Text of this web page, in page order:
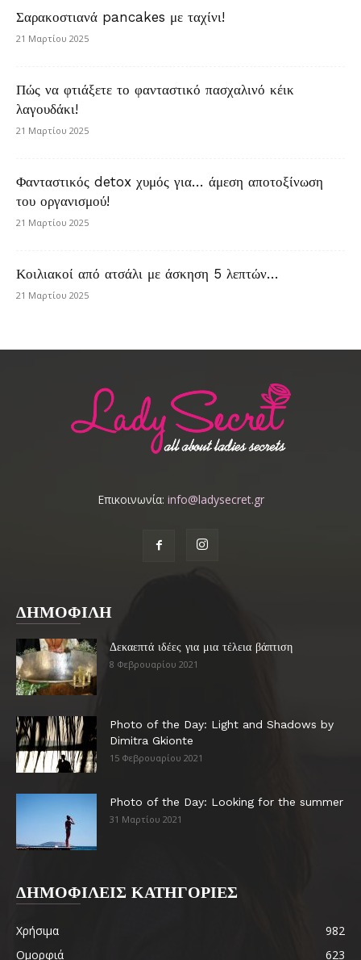
Σαρακοστιανά pancakes με ταχίνι!
21 Μαρτίου 2025
Πώς να φτιάξετε το φανταστικό πασχαλινό κέικ
λαγουδάκι!
21 Μαρτίου 2025
Φανταστικός detox χυμός για… άμεση αποτοξίνωση
του οργανισμού!
21 Μαρτίου 2025
Κοιλιακοί από ατσάλι με άσκηση 5 λεπτών…
21 Μαρτίου 2025
Επικοινωνία: info@ladysecret.gr
ΔΗΜΟΦΙΛΗ
Δεκαεπτά ιδέες για μια τέλεια βάπτιση
8 Φεβρουαρίου 2021
Photo of the Day: Light and Shadows by
Dimitra Gkionte
15 Φεβρουαρίου 2021
Photo of the Day: Looking for the summer
31 Μαρτίου 2021
ΔΗΜΟΦΙΛΕΙΣ ΚΑΤΗΓΟΡΙΕΣ
Χρήσιμα
982
Ομορφιά
623